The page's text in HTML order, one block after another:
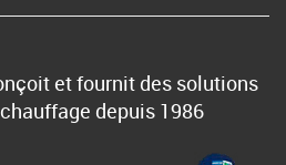
et fournit des solutions
depuis 1986